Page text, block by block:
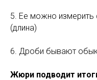
5. Ее можно измерить
(длина)
6. Дроби бывают
Жюри подводит